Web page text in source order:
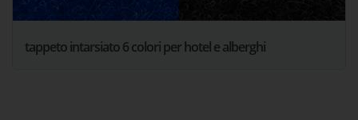
tappeto intarsiato 6 colori per hotel e alberghi